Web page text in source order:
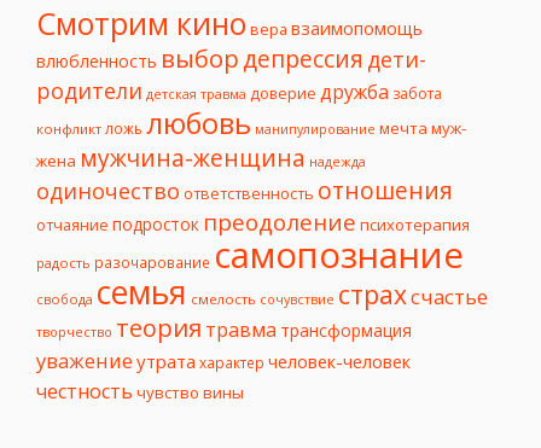
Смотрим кино вера взаимопомощь
влюбленность выбордепрессия дети-
родители детская травма доверие дружба забота
конфликт ложь любовь манипулирование мечта муж-
жена мужчина-женщина надежда
одиночество ответственность отношения
отчаяние подросток преодоление психотерапия
радость разочарование самопознание
свобода семья смелость сочувствие страхсчастье
творчество теория травма трансформация
уважение утрата характер человек-человек
честность чувство вины